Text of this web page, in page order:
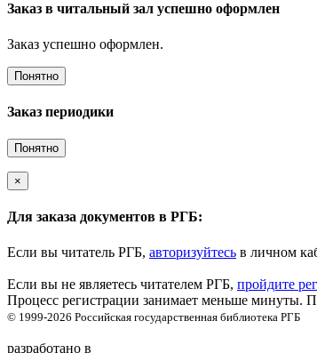
Заказ в читальный зал успешно оформлен
Заказ успешно оформлен.
Понятно
Заказ периодики
Понятно
×
Для заказа документов в РГБ:
Если вы читатель РГБ, авторизуйтесь в личном
Если вы не являетесь читателем РГБ, пройдите
Процесс регистрации занимает меньше минуты.
© 1999-2026 Российская государственная библиотека РГБ
разработано в